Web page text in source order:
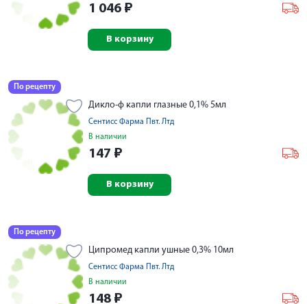
1 046 ₽
В корзину
По рецепту
Дикло-ф капли глазные 0,1% 5мл
Сентисс Фарма Пвт. Лтд
В наличии
147 ₽
В корзину
По рецепту
Ципромед капли ушные 0,3% 10мл
Сентисс Фарма Пвт. Лтд
В наличии
148 ₽